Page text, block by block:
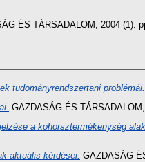
ÉS TÁRSADALOM, 2004 (1).
tudományrendszertani problémái.
GAZDASÁG ÉS
a kohorsztermékenység
aktuális kérdései. GAZDASÁG